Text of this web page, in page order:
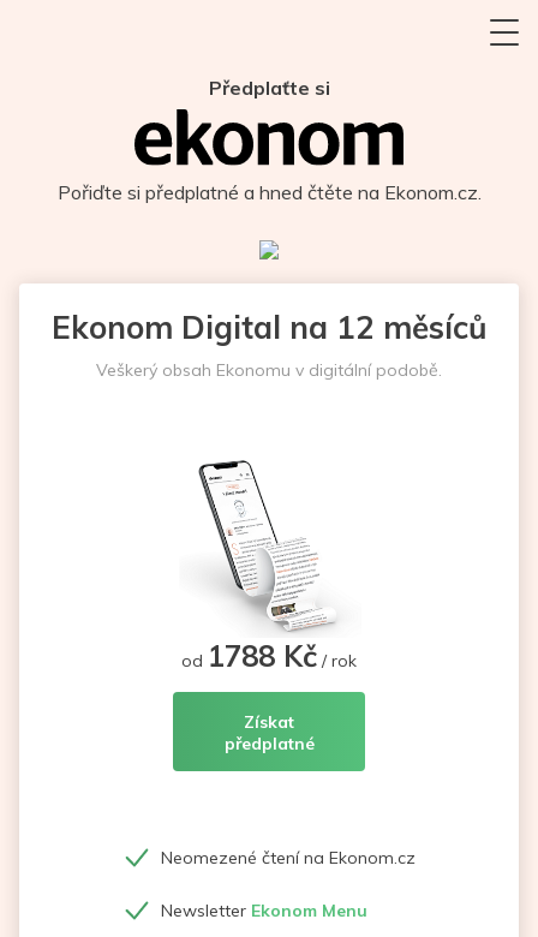
Předplaťte si
Pořiďte si předplatné a hned čtěte na Ekonom.cz.
Ekonom Digital na 12 měsíců
Veškerý obsah Ekonomu v digitální podobě.
od 1788 Kč / rok
Získat
předplatné
Neomezené čtení na Ekonom.cz
Newsletter Ekonom Menu